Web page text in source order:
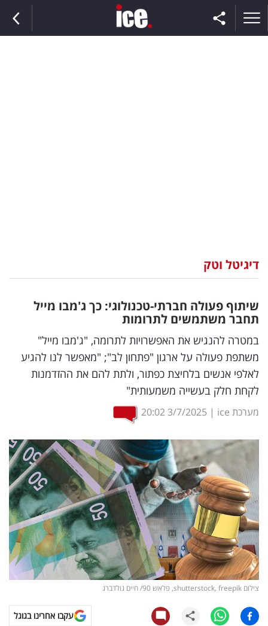
וצרכנות
דיגיטל
וטק
שיווק
ופרסום
משפט
מדדים
ומחקרים
דעות
רכילות
עסקית
קריפטו
ויראלי
טלוויזיה
דיגיטל וטק
שיתוף פעולה חברתי-טכנולוגי: כך ג'מבו מייל
תחבר משתמשים לתרומות
במטרה להנגיש את האפשרויות לתרומה, "ג'מבו מייל"
משתפת פעולה על ארגון "פתחון לב"; "מאפשר לנו להגיע
לאלפי אנשים בלחיצת כפתור, ולתת להם את ההזדמנות
לקחת חלק בעשייה משמעותית"
מערכת ice |
3/7/2025
20:02
צילום shutterstock, freepik, פלאש 90/ חיים גולדברג
עקבו אחרינו בגוגל